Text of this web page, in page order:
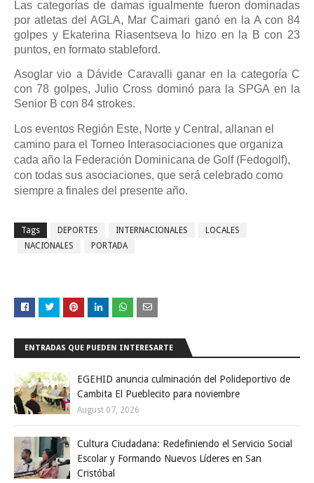
Las categorías de damas igualmente fueron dominadas
por atletas del AGLA, Mar Caimari ganó en la A con 84
golpes y Ekaterina Riasentseva lo hizo en la B con 23
puntos, en formato stableford.
Asoglar vio a Dávide Caravalli ganar en la categoría C
con 78 golpes, Julio Cross dominó para la SPGA en la
Senior B con 84 strokes.
Los eventos Región Este, Norte y Central, allanan el
camino para el Torneo Interasociaciones que organiza
cada año la Federación Dominicana de Golf (Fedogolf),
con todas sus asociaciones, que será celebrado como
siempre a finales del presente año.
Tags DEPORTES INTERNACIONALES
LOCALES
NACIONALES
PORTADA
ENTRADAS QUE PUEDEN INTERESARTE
EGEHID anuncia culminación del Polideportivo de
Cambita El Pueblecito para noviembre
August 07, 2026
Cultura Ciudadana: Redefiniendo el Servicio Social
Escolar y Formando Nuevos Líderes en San
Cristóbal